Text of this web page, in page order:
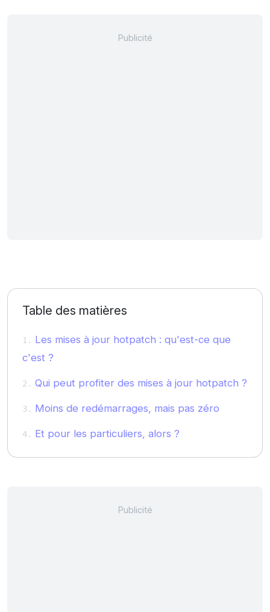
Table des matières
Les mises à jour hotpatch : qu'est-ce que
c'est ?
Qui peut profiter des mises à jour hotpatch ?
Moins de redémarrages, mais pas zéro
Et pour les particuliers, alors ?